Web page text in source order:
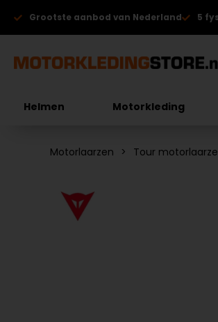
Grootste aanbod van Nederland 5
Helmen Motorkleding
Motorlaarzen Tour